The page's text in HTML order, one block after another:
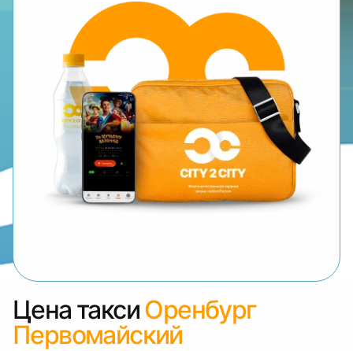
Цена таксиОренбург
Первомайский